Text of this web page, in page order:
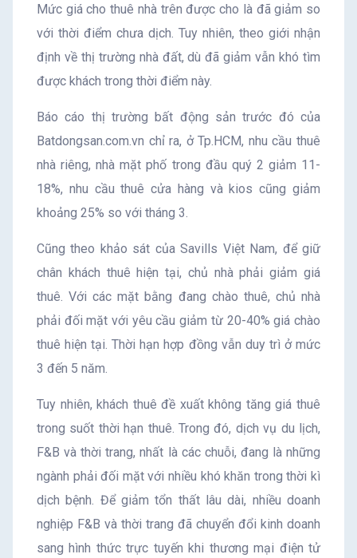
Mức giá cho thuê nhà trên được cho là đã giảm so
với thời điểm chưa dịch. Tuy nhiên, theo giới nhận
định về thị trường nhà đất, dù đã giảm vẫn khó tìm
được khách trong thời điểm này.
Báo cáo thị trường bất động sản trước đó của
Batdongsan.com.vn chỉ ra, ở Tp.HCM, nhu cầu thuê
nhà riêng, nhà mặt phố trong đầu quý 2 giảm 11-
18%, nhu cầu thuê cửa hàng và kios cũng giảm
khoảng 25% so với tháng 3.
Cũng theo khảo sát của Savills Việt Nam, để giữ
chân khách thuê hiện tại, chủ nhà phải giảm giá
thuê. Với các mặt bằng đang chào thuê, chủ nhà
phải đối mặt với yêu cầu giảm từ 20-40% giá chào
thuê hiện tại. Thời hạn hợp đồng vẫn duy trì ở mức
3 đến 5 năm.
Tuy nhiên, khách thuê đề xuất không tăng giá thuê
trong suốt thời hạn thuê. Trong đó, dịch vụ du lịch,
F&B và thời trang, nhất là các chuỗi, đang là những
ngành phải đối mặt với nhiều khó khăn trong thời kì
dịch bệnh. Để giảm tổn thất lâu dài, nhiều doanh
nghiệp F&B và thời trang đã chuyển đổi kinh doanh
sang hình thức trực tuyến khi thương mại điện tử